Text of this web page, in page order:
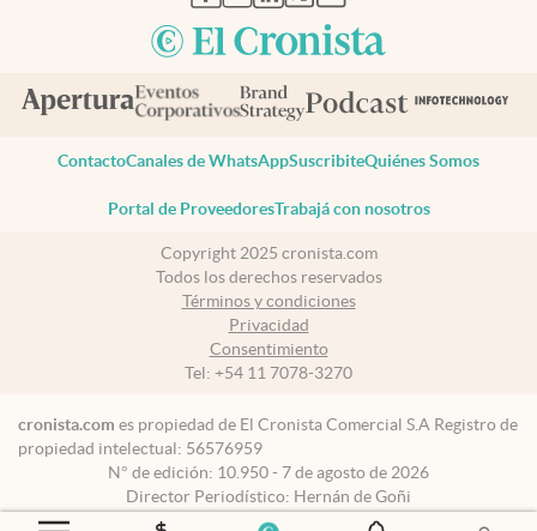
ContactoCanales de WhatsAppSuscribiteQuiénes Somos
Portal de ProveedoresTrabajá con nosotros
Copyright 2025 cronista.com
Todos los derechos reservados
Términos y condiciones
Privacidad
Consentimiento
Tel: +54 11 7078-3270
cronista.com es propiedad de El Cronista Comercial S.A Registro de
propiedad intelectual: 56576959
N° de edición: 10.950 - 7 de agosto de 2026
Director Periodístico: Hernán de Goñi